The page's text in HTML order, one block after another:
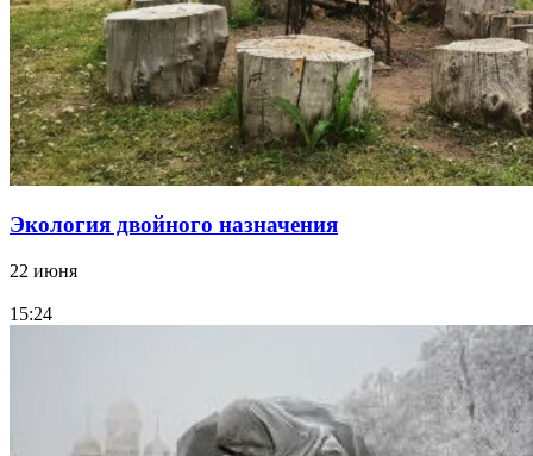
Экология двойного назначения
22 июня
15:24